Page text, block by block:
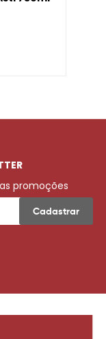
promoções
Cadastrar